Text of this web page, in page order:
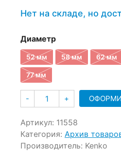
Нет на складе, но
Диаметр
52 мм 58 мм 62 мм
77 мм
- Количество
+
Артикул: 11558
Категория: Архив
Производитель: Kenko